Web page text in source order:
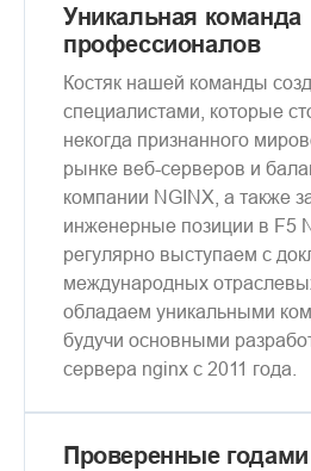
Уникальная команда
профессионалов
Костяк нашей команды
специалистами, которые
некогда признанного
рынке веб-серверов и
компании NGINX, а также
инженерные позиции в F5
регулярно выступаем с
международных
обладаем уникальными
будучи основными
сервера nginx c 2011 года.
Проверенные